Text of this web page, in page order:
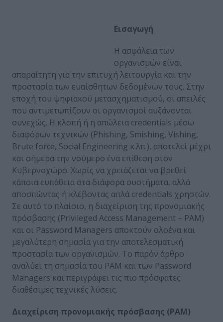
Εισαγωγή
Η ασφάλεια των
οργανισμών είναι
απαραίτητη για την επιτυχή λειτουργία και την
προστασία των ευαίσθητων δεδομένων τους. Στην
εποχή του ψηφιακού μετασχηματισμού, οι απειλές
που αντιμετωπίζουν οι οργανισμοί αυξάνονται
συνεχώς. Η κλοπή ή η απώλεια credentials μέσω
διαφόρων τεχνικών (Phishing, Smishing, Vishing,
Brute force, Social Engineering κ.λπ.), αποτελεί μέχρι
και σήμερα την νούμερο ένα επίθεση στον
Κυβερνοχώρο. Χωρίς να χρειάζεται να βρεθεί
κάποια ευπάθεια στα διάφορα συστήματα, αλλά
αποσπώντας ή κλέβοντας απλά credentials χρηστών.
Σε αυτό το πλαίσιο, η διαχείριση της προνομιακής
πρόσβασης (Privileged Access Management – PAM)
και οι Password Managers αποκτούν ολοένα και
μεγαλύτερη σημασία για την αποτελεσματική
προστασία των οργανισμών. Το παρόν άρθρο
αναλύει τη σημασία του PAM και των Password
Managers και περιγράφει τις πιο πρόσφατες
διαθέσιμες τεχνικές λύσεις.
Διαχείριση προνομιακής πρόσβασης (PAM)